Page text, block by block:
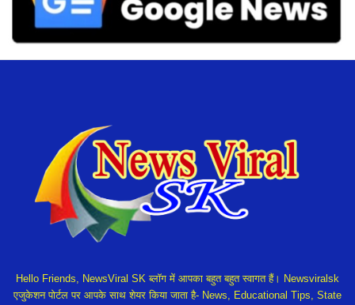
Hello Friends, NewsViral SK ब्लॉग में आपका बहुत बहुत स्वागत हैं। Newsviralsk
एजुकेशन पोर्टल पर आपके साथ शेयर किया जाता है- News, Educational Tips, State